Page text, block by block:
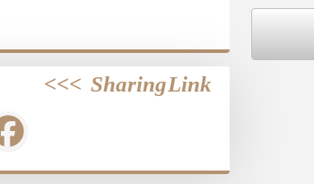
Sharing Link
>>>